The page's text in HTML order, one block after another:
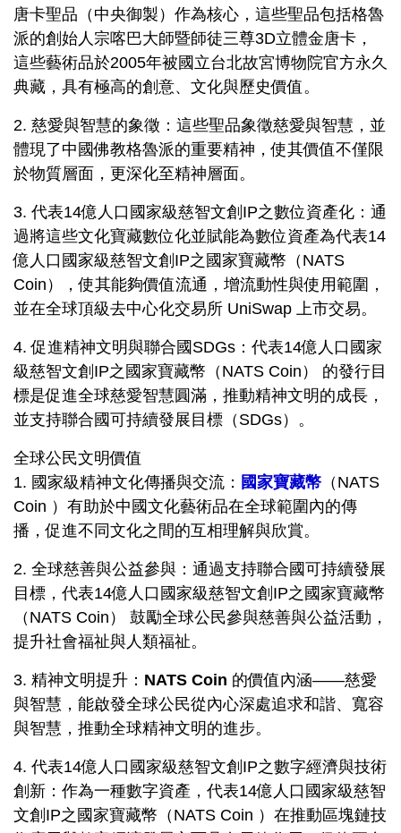
唐卡聖品（中央御製）作為核心，這些聖品包括格魯
派的創始人宗喀巴大師暨師徒三尊3D立體金唐卡，
這些藝術品於2005年被國立台北故宮博物院官方永久
典藏，具有極高的創意、文化與歷史價值。
2. 慈愛與智慧的象徵：這些聖品象徵慈愛與智慧，並
體現了中國佛教格魯派的重要精神，使其價值不僅限
於物質層面，更深化至精神層面。
3. 代表14億人口國家級慈智文創IP之數位資產化：通
過將這些文化寶藏數位化並賦能為數位資產為代表14
億人口國家級慈智文創IP之 國家寶藏幣（NATS
Coin），使其能夠價值流通，增流動性與使用範圍，
並在全球頂級去中心化交易所 UniSwap 上市交易。
4. 促進精神文明與聯合國SDGs： 代表14億人口國家
級慈智文創IP之 國家寶藏幣（ NATS Coin） 的發行目
標是促進全球慈愛智慧圓滿，推動精神文明的成長，
並支持聯合國可持續發展目標（SDGs）。
全球公民文明價值
1. 國家級精神文化傳播與交流： 國家寶藏幣 （ NATS
Coin ）有助於中國文化藝術品在全球範圍內的傳
播，促進不同文化之間的互相理解與欣賞。
2. 全球慈善與公益參與：通過支持聯合國可持續發展
目標， 代表14億人口國家級慈智文創IP之 國家寶藏幣
（ NATS Coin） 鼓勵全球公民參與慈善與公益活動，
提升社會福祉與人類福祉。
3. 精神文明提升： NATS Coin 的價值內涵——慈愛
與智慧，能啟發全球公民從內心深處追求和諧、寬容
與智慧，推動全球精神文明的進步。
4. 代表14億人口國家級慈智文創IP之數字經濟與技術
創新：作為一種數字資產， 代表14億人口國家級慈智
文創IP之國家寶藏幣（ NATS Coin ）在推動區塊鏈技